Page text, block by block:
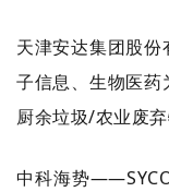
天津安达集团股
子信息、生物医药
厨余垃圾/农业废
中科海势